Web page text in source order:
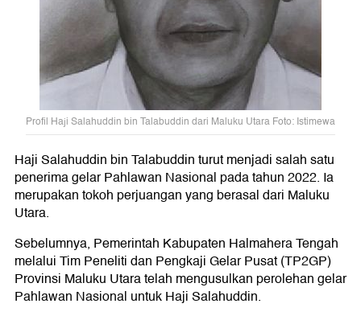
Profil Haji Salahuddin bin Talabuddin dari Maluku Utara Foto: Istimewa
Haji Salahuddin bin Talabuddin turut menjadi salah satu
penerima gelar Pahlawan Nasional pada tahun 2022. Ia
merupakan tokoh perjuangan yang berasal dari Maluku
Utara.
Sebelumnya, Pemerintah Kabupaten Halmahera Tengah
melalui Tim Peneliti dan Pengkaji Gelar Pusat (TP2GP)
Provinsi Maluku Utara telah mengusulkan perolehan gelar
Pahlawan Nasional untuk Haji Salahuddin.